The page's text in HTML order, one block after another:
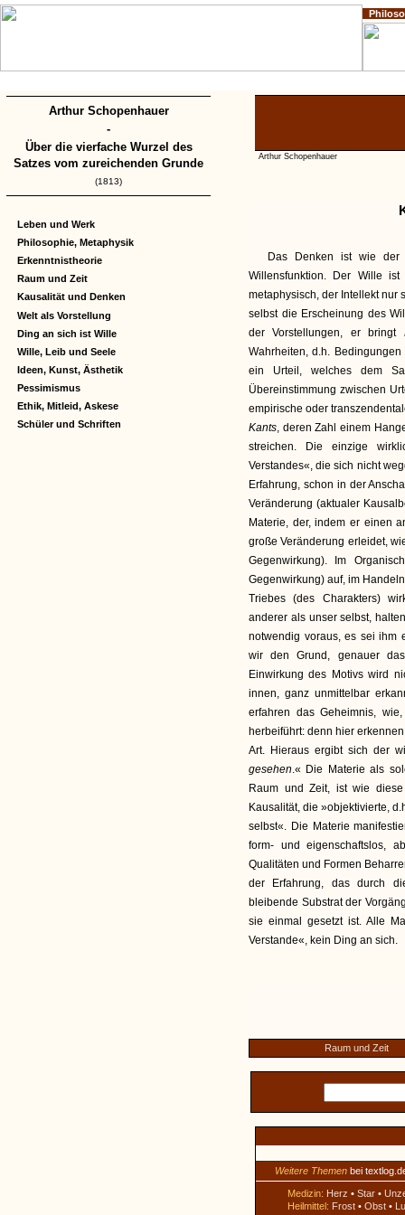
Arthur Schopenhauer
-
Über die vierfache Wurzel des
Satzes vom zureichenden Grunde
(1813)
Leben und Werk
Philosophie, Metaphysik
Erkenntnistheorie
Raum und Zeit
Kausalität und Denken
Welt als Vorstellung
Ding an sich ist Wille
Wille, Leib und Seele
Ideen, Kunst, Ästhetik
Pessimismus
Ethik, Mitleid, Askese
Schüler und Schriften
Arthur Schopenhauer
Das Denken ist wie der
Willensfunktion. Der Wille
metaphysisch, der Intellekt nur
selbst die Erscheinung des
der Vorstellungen, er bringt
Wahrheiten, d.h.
ein Urteil, welches dem
Übereinstimmung zwischen
empirische oder
Kants, deren Zahl einem
streichen. Die einzige
Verstandes«, die sich nicht
Erfahrung, schon in der
Veränderung (aktualer
Materie, der, indem er einen
große Veränderung erleidet,
Gegenwirkung). Im
Gegenwirkung) auf, im
Triebes (des Charakters)
anderer als unser selbst,
notwendig voraus, es sei ihm
wir den Grund, genauer
Einwirkung des Motivs wird
innen, ganz unmittelbar
erfahren das Geheimnis,
herbeiführt: denn hier
Art. Hieraus ergibt sich der
gesehen.« Die Materie als
Raum und Zeit, ist wie
Kausalität, die »objektivierte,
selbst«. Die Materie
form- und eigenschaftslos,
Qualitäten und Formen
der Erfahrung, das durch
bleibende Substrat der
sie einmal gesetzt ist. Alle
Verstande«, kein Ding an sich.
Raum und Zeit
Weitere Themen bei
Medizin: Herz • Star •
Heilmittel: Frost • Obst •